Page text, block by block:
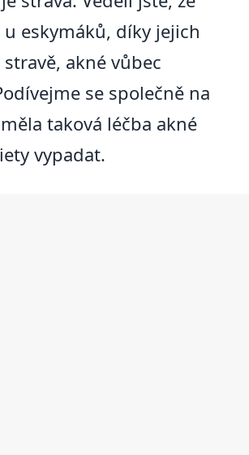
eskymáků, díky jejich
akné vůbec
se společně na
taková léčba akné
vypadat.